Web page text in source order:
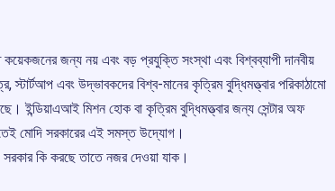
কয়েকজনের জন্য নয় এবং বড় প্রযুক্তি সংস্থা এবং বিশ্বব্যাপী দানবীয়
এবং উদ্ভাবকদের বিশ্ব-মানের কৃত্রিম বুদ্ধিমত্ত্বার পরিকাঠামো
ইন্ডিয়াএআই মিশন হোক বা কৃত্রিম বুদ্ধিমত্ত্বার জন্য সেন্টার অফ
মোদি সরকারের এই সমস্ত উদ্যোগ।
সরকার কি করছে তাতে নজর দেওয়া যাক।